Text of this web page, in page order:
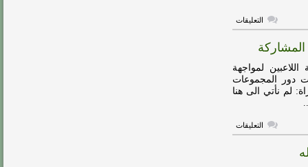
التعليقاتعلى
التعاون
موسمين
مغلقة
لمواجهة
دور المجموعات
لم نأتي الى هنا
التعليقاتعلى
الأحمد: